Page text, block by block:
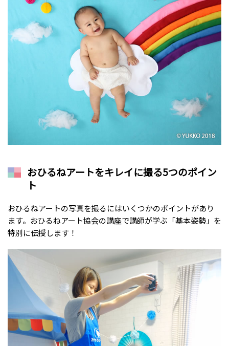
おひるねアートをキレイに撮る5つのポイン
ト
おひるねアートの写真を撮るにはいくつかのポイントがあり
ます。おひるねアート協会の講座で講師が学ぶ「基本姿勢」を
特別に伝授します！